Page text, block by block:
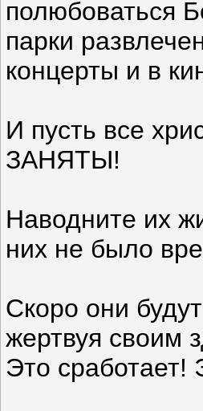
полюбоваться
парки
концерты и в
И пусть все
ЗАНЯТЫ!
Наводните их
них не было
Скоро они
жертвуя своим
Это